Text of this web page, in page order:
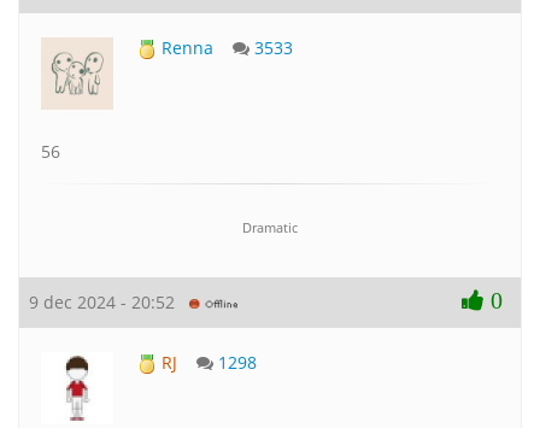
Renna 3533
56
Dramatic
9 dec 2024 - 20:52 0
RJ 1298